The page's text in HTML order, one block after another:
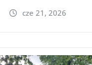
cze 21, 2026